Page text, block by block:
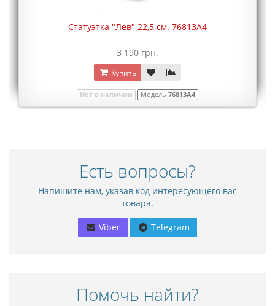
Статуэтка "Лев" 22,5 см. 76813A4
3 190 грн.
Купить
Нет в наличии Модель 76813A4
Есть вопросы?
Напишите нам, указав код интересующего вас
товара.
Viber Telegram
Помочь найти?